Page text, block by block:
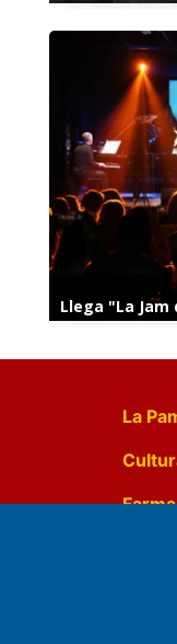
Llega "La Jam
La